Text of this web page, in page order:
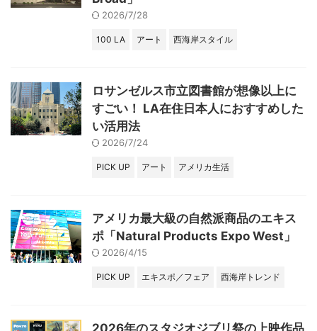
2026/7/28
100 LA アート 西海岸スタイル
ロサンゼルス市立図書館が想像以上に
すごい！ LA在住日本人におすすめした
い活用法
2026/7/24
PICK UP アート アメリカ生活
アメリカ最大級の自然派商品のエキス
ポ「Natural Products Expo West」
2026/4/15
PICK UP エキスポ／フェア 西海岸トレンド
2026年のスタジオジブリ祭の上映作品